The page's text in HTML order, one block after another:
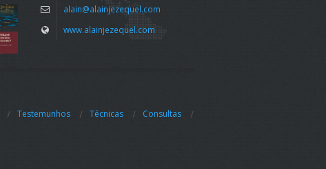
alain@alainjezequel.com
www.alainjezequel.com
Testemunhos Técnicas Consultas